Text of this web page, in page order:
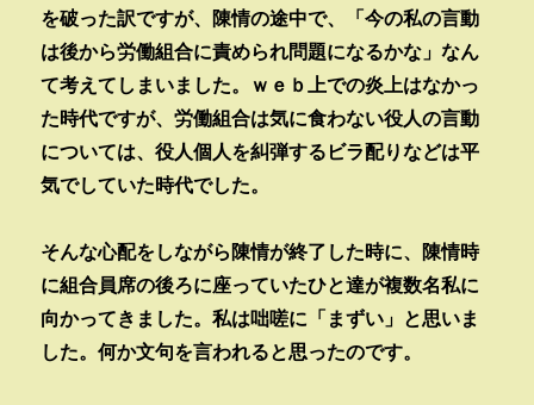
を破った訳ですが、陳情の途中で、「今の私の言動
は後から労働組合に責められ問題になるかな」なん
て考えてしまいました。ｗｅｂ上での炎上はなかっ
た時代ですが、労働組合は気に食わない役人の言動
については、役人個人を糾弾するビラ配りなどは平
気でしていた時代でした。
そんな心配をしながら陳情が終了した時に、陳情時
に組合員席の後ろに座っていたひと達が複数名私に
向かってきました。私は咄嗟に「まずい」と思いま
した。何か文句を言われると思ったのです。